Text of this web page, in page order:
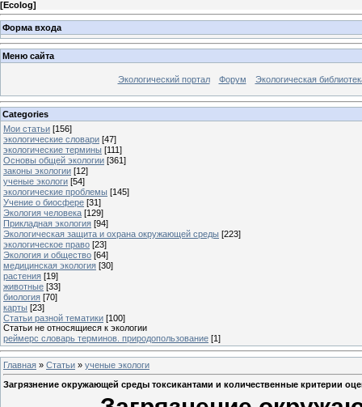
[Ecolog]
Форма входа
Меню сайта
Экологический портал Форум Экологическая
Categories
Мои статьи [156]
экологические словари [47]
экологические термины [111]
Основы общей экологии [361]
законы экологии [12]
ученые экологи [54]
экологические проблемы [145]
Учение о биосфере [31]
Экология человека [129]
Прикладная экология [94]
Экологическая защита и охрана окружающей среды [223]
экологическое право [23]
Экология и общество [64]
медицинская экология [30]
растения [19]
животные [33]
биология [70]
карты [23]
Статьи разной тематики [100]
Статьи не относящиеся к экологии
реймерс словарь терминов. природопользование [1]
Главная » Статьи » ученые экологи
Загрязнение окружающей среды токсикантами и количественные критерии